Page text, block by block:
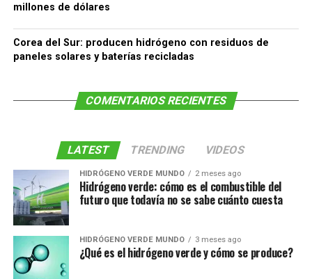
millones de dólares
Corea del Sur: producen hidrógeno con residuos de
paneles solares y baterías recicladas
COMENTARIOS RECIENTES
LATEST TRENDING VIDEOS
HIDRÓGENO VERDE MUNDO 2 meses ago
Hidrógeno verde: cómo es el combustible del
futuro que todavía no se sabe cuánto cuesta
HIDRÓGENO VERDE MUNDO 3 meses ago
¿Qué es el hidrógeno verde y cómo se produce?